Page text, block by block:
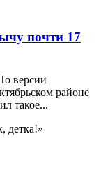
почти 17
версии
районе
такое...
детка!»